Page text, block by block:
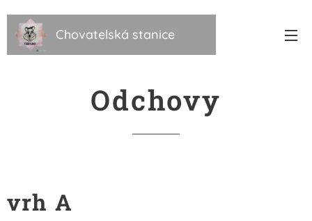
Chovatelská stanice
Torbyland
Odchovy
vrh A